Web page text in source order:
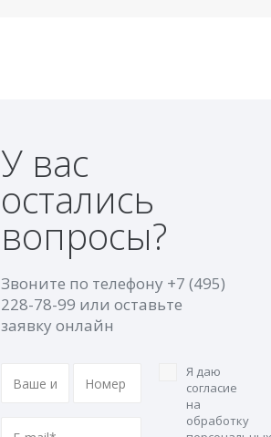
У вас
остались
вопросы?
Звоните по телефону +7 (495)
228-78-99 или оставьте
заявку онлайн
Я даю
согласие
на
обработку